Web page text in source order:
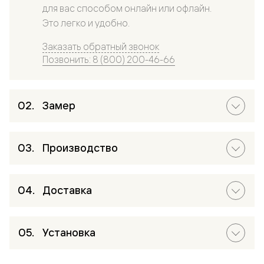
для вас способом онлайн или офлайн.
Это легко и удобно.
Заказать обратный звонок
Позвонить: 8 (800) 200-46-66
Замер
Производство
Доставка
Установка